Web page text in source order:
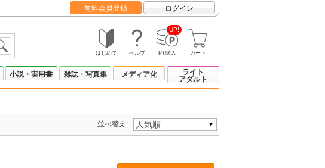
無料会員登録 ログイン
はじめて ヘルプ
UP!
PT購入 カート
小説・実用書 雑誌・写真集 メディア化
ライト
アダルト
並べ替え: